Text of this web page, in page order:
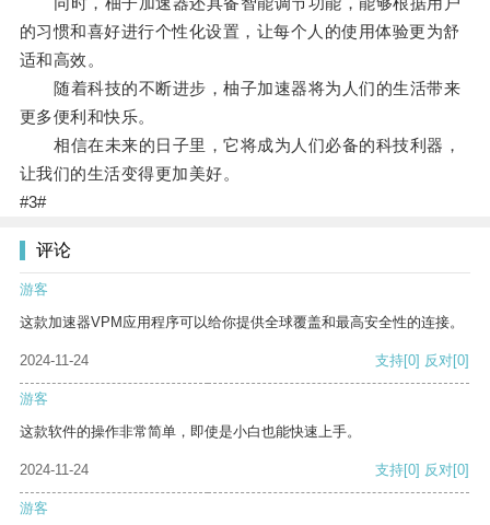
的习惯和喜好进行个性化设置，让每个人的使用体验更为舒
适和高效。
随着科技的不断进步，柚子加速器将为人们的生活带来
更多便利和快乐。
相信在未来的日子里，它将成为人们必备的科技利器，
让我们的生活变得更加美好。
#3#
评论
游客
这款加速器VPM应用程序可以给你提供全球覆盖和最高安全性的连接。
2024-11-24 支持[0] 反对[0]
游客
这款软件的操作非常简单，即使是小白也能快速上手。
2024-11-24 支持[0] 反对[0]
游客